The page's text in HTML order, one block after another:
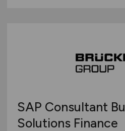
SAP Consultant
Solutions Finance